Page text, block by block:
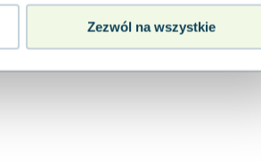
Zezwól na wszystkie